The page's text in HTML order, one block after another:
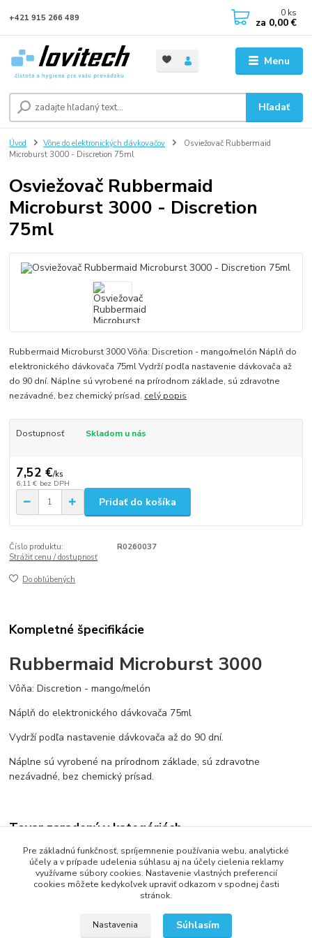
Menu
Hľadať
+421 915 266 489 0 ks
za 0,00 €
Úvod Vône do elektronických dávkovačov
Osviežovač Rubbermaid
Microburst 3000 - Discretion 75ml
Osviežovač Rubbermaid
Microburst 3000 - Discretion
75ml
Rubbermaid Microburst 3000 Vôňa: Discretion - mango/melón Náplň do
elektronického dávkovača 75ml Vydrží podľa nastavenie dávkovača až
do 90 dní. Náplne sú vyrobené na prírodnom základe, sú zdravotne
nezávadné, bez chemický prísad. celý popis
Dostupnosť Skladom u nás
7,52 €/ks
6,11 € bez DPH
Pridať do košíka
Číslo produktu:
R0260037
Strážiť cenu / dostupnosť
Do obľúbených
Kompletné špecifikácie
Rubbermaid Microburst 3000
Vôňa: Discretion - mango/melón
Náplň do elektronického dávkovača 75ml
Vydrží podľa nastavenie dávkovača až do 90 dní.
Náplne sú vyrobené na prírodnom základe, sú zdravotne
nezávadné, bez chemický prísad.
Tovar zaradený v kategóriách
Vône do elektronických dávkovačov
2013 - 2025 LOVITECH, s.r.o. - Už 12 rokov s Vami...
Pre základnú funkčnosť, spríjemnenie používania webu, analytické
účely a v prípade udelenia súhlasu aj na účely cielenia reklamy
využívame súbory cookies. Nastavenie vlastných preferencií
cookies môžete kedykoľvek upraviť odkazom v spodnej časti
stránok.
Nastavenia Súhlasím